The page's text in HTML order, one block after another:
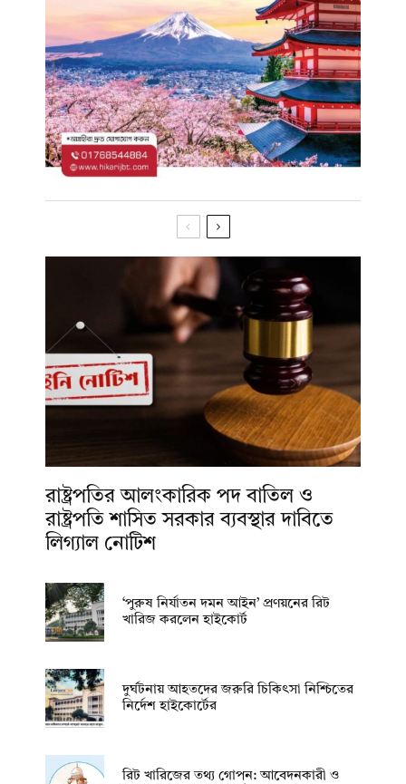
রাষ্ট্রপতির আলংকারিক পদ বাতিল ও
রাষ্ট্রপতি শাসিত সরকার ব্যবস্থার দাবিতে
লিগ্যাল নোটিশ
‘পুরুষ নির্যাতন দমন আইন’ প্রণয়নের রিট
খারিজ করলেন হাইকোর্ট
দুর্ঘটনায় আহতদের জরুরি চিকিৎসা নিশ্চিতের
নির্দেশ হাইকোর্টের
রিট খারিজের তথ্য গোপন: আবেদনকারী ও